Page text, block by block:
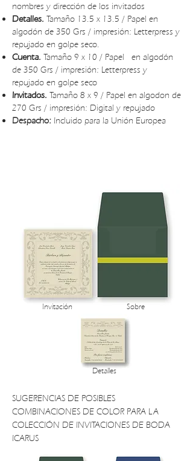
nombres y dirección de los invitados
Detalles. Tamaño 13.5 x 13.5 / Papel en
algodón de 350 Grs / impresión: Letterpress y
repujado en golpe seco.
Cuenta. Tamaño 9 x 10 / Papel en algodón
de 350 Grs / impresión: Letterpress y
repujado en golpe seco
Invitados. Tamaño 8 x 9 / Papel en algodon de
270 Grs / impresión: Digital y repujado
Despacho: Incluido para la Unión Europea
Invitación Sobre
Detalles
SUGERENCIAS DE POSIBLES
COMBINACIONES DE COLOR PARA LA
COLECCIÓN DE INVITACIONES DE BODA
ICARUS